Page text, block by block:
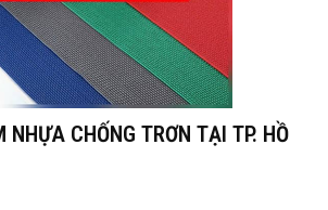
NHỰA CHỐNG TRƠN TẠI TP. HỒ